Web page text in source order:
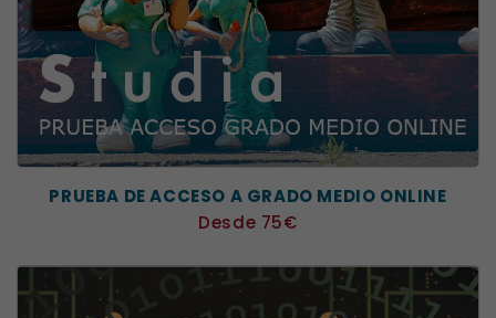
PRUEBA DE ACCESO A GRADO MEDIO ONLINE
Precio
Desde 75€